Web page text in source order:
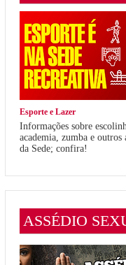
Esporte e Lazer
Informações sobre
academia, zumba e outros
da Sede; confira!
ASSÉDIO